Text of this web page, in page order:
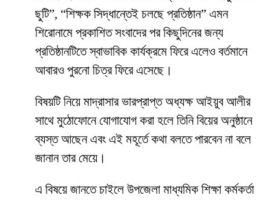
ছুটি”, “শিক্ষক সিদ্ধান্তেই চলছে প্রতিষ্ঠান” এমন
শিরোনামে প্রকাশিত সংবাদের পর কিছুদিনের জন্য
প্রতিষ্ঠানটিতে স্বাভাবিক কার্যক্রমে ফিরে এলেও বর্তমানে
আবারও পুরনো চিত্র ফিরে এসেছে।
বিষয়টি নিয়ে মাদ্রাসার ভারপ্রাপ্ত অধ্যক্ষ আইয়ুব আলীর
সাথে মুঠোফোনে যোগাযোগ করা হলে তিনি বিয়ের অনুষ্ঠানে
ব্যস্ত আছেন এবং এই মহূর্তে কথা বলতে পারবেন না বলে
জানান তার মেয়ে।
এ বিষয়ে জানতে চাইলে উপজেলা মাধ্যমিক শিক্ষা কর্মকর্তা